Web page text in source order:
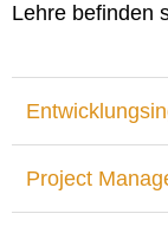
Lehre befinden
Project